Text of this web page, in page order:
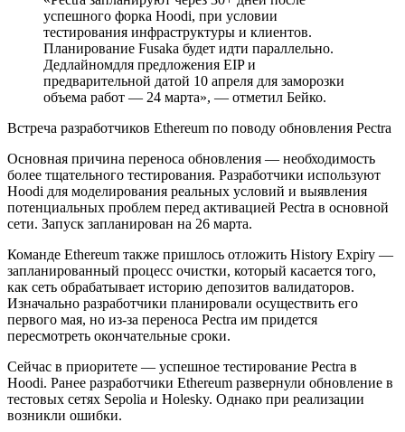
успешного форка Hoodi, при условии
тестирования инфраструктуры и клиентов.
Планирование Fusaka будет идти параллельно.
Дедлайномдля предложения EIP и
предварительной датой 10 апреля для заморозки
объема работ — 24 марта», — отметил Бейко.
Встреча разработчиков Ethereum по поводу обновления Pectra
Основная причина переноса обновления — необходимость
более тщательного тестирования. Разработчики используют
Hoodi для моделирования реальных условий и выявления
потенциальных проблем перед активацией Pectra в основной
сети. Запуск запланирован на 26 марта.
Команде Ethereum также пришлось отложить History Expiry —
запланированный процесс очистки, который касается того,
как сеть обрабатывает историю депозитов валидаторов.
Изначально разработчики планировали осуществить его
первого мая, но из-за переноса Pectra им придется
пересмотреть окончательные сроки.
Сейчас в приоритете — успешное тестирование Pectra в
Hoodi. Ранее разработчики Ethereum развернули обновление в
тестовых сетях Sepolia и Holesky. Однако при реализации
возникли ошибки.